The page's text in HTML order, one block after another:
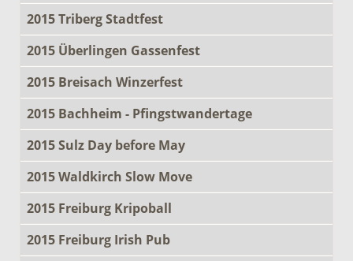
2015 Triberg Stadtfest
2015 Überlingen Gassenfest
2015 Breisach Winzerfest
2015 Bachheim - Pfingstwandertage
2015 Sulz Day before May
2015 Waldkirch Slow Move
2015 Freiburg Kripoball
2015 Freiburg Irish Pub